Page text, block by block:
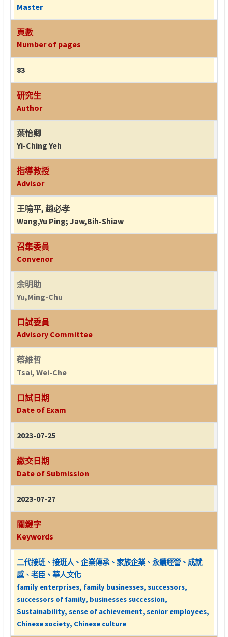
Master
頁數
Number of pages
83
研究生
Author
葉怡卿
Yi-Ching Yeh
指導教授
Advisor
王喻平, 趙必孝
Wang,Yu Ping; Jaw,Bih-Shiaw
召集委員
Convenor
余明助
Yu,Ming-Chu
口試委員
Advisory Committee
蔡維哲
Tsai, Wei-Che
口試日期
Date of Exam
2023-07-25
繳交日期
Date of Submission
2023-07-27
關鍵字
Keywords
二代接班、接班人、企業傳承、家族企業、永續經營、成就
感、老臣、華人文化
family enterprises, family businesses, successors,
successors of family, businesses succession,
Sustainability, sense of achievement, senior employees,
Chinese society, Chinese culture